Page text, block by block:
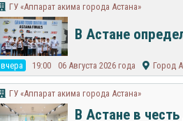
ГУ «Аппарат акима города Астана»
В Астане
вчера 19:00 06 Августа 2026 года Город
ГУ «Аппарат акима города Астана»
В Астане в